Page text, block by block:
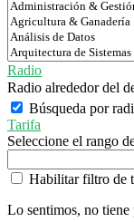
Radio
Radio alrededor del
Búsqueda por
Tarifa
Seleccione el rango
Habilitar filtro de
Lo sentimos, no tiene